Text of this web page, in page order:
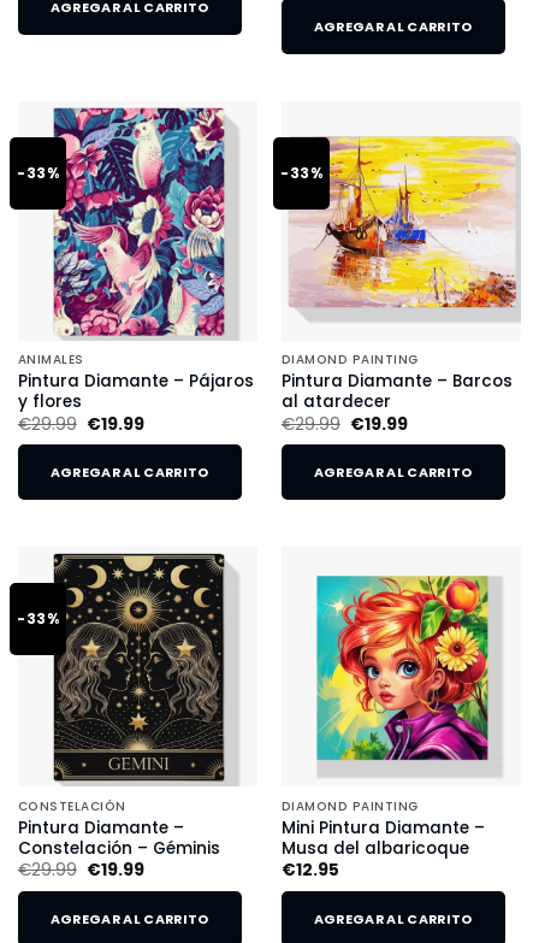
AGREGAR AL CARRITO
AGREGAR AL CARRITO
-33%
ANIMALES
Pintura Diamante – Pájaros
y flores
€29.99 €19.99
AGREGAR AL CARRITO
-33%
DIAMOND PAINTING
Pintura Diamante – Barcos
al atardecer
€29.99 €19.99
AGREGAR AL CARRITO
-33%
CONSTELACIÓN
Pintura Diamante –
Constelación – Géminis
€29.99 €19.99
AGREGAR AL CARRITO
DIAMOND PAINTING
Mini Pintura Diamante –
Musa del albaricoque
€12.95
AGREGAR AL CARRITO